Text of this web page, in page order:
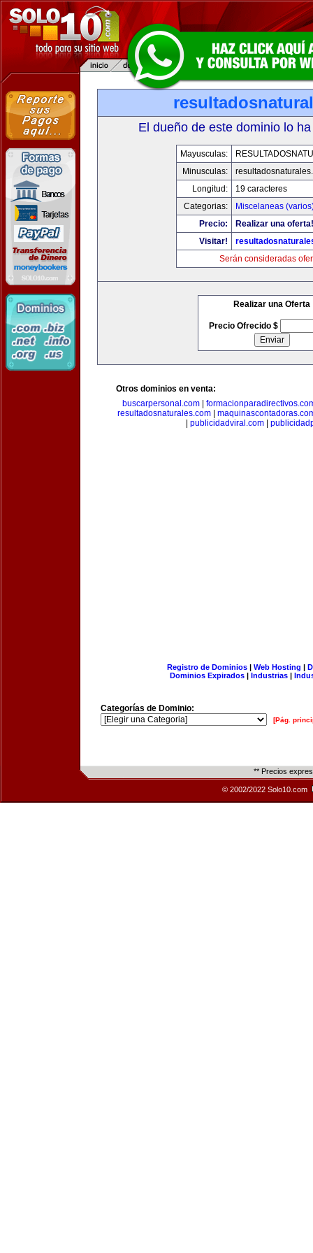
El dueño de este dominio lo
Mayusculas:
Minusculas:
Longitud:
19 caracteres
Categorias:
Miscelaneas
Precio:
Realizar una oferta!
Visitar!
Serán consideradas
Realizar una Oferta
Precio Ofrecido $
Otros dominios en venta:
buscarpersonal.com|
resultadosnaturales.com|
publicidadviral.com
Registro de Dominios| Web Hosting |
Dominios Expirados | Industrias |
Categorías de Dominio:
[Pág.
** Precios
© 2002/2022 Solo10.com